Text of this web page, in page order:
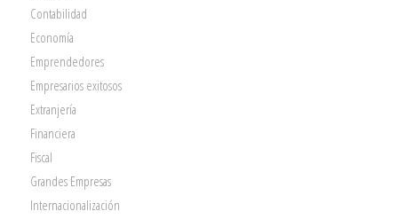
Contabilidad
Economía
Emprendedores
Empresarios exitosos
Extranjería
Financiera
Fiscal
Grandes Empresas
Internacionalización